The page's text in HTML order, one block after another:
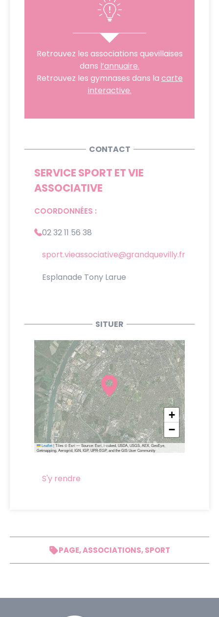
Retrouvez les associations quevillaises
dans l’annuaire.
Retrouvez les gymnases dans la carte
interactive.
CONTACT
SERVICE SPORT ET VIE
ASSOCIATIVE
COORDONNÉES :
02 32 11 56 38
sport.vieassociative@grandquevilly.fr
Esplanade Tony Larue
SITUER
+
−
Leaflet |Tiles © Esri — Source: Esri, i-cubed, USDA, USGS, AEX, GeoEye,
Getmapping, Aerogrid, IGN, IGP, UPR-EGP, and the GIS User Community
S'y rendre
PAGE, ASSOCIATIONS, SPORT